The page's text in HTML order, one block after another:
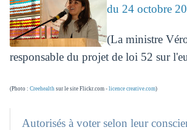
du 24 octobre
(La ministre
responsable du projet de loi 52 sur
(Photo : Creehealthsur le site Flickr.com - licence creative.com)
Autorisés à voter selon leur